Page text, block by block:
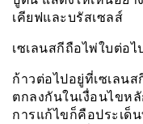
เคียฟและบรัสเซลส์
เซเลนสกีถือไพ่ใบต่อไ
ก้าวต่อไปอยู่ที่เซเลน
ตกลงกันในเงื่อนไขห
การแก้ไขก็คือประเด็